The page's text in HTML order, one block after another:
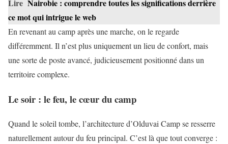
Lire Nairobie : comprendre toutes les significations derrière
ce mot qui intrigue le web
En revenant au camp après une marche, on le regarde
différemment. Il n’est plus uniquement un lieu de confort, mais
une sorte de poste avancé, judicieusement positionné dans un
territoire complexe.
Le soir : le feu, le cœur du camp
Quand le soleil tombe, l’architecture d’Olduvai Camp se resserre
naturellement autour du feu principal. C’est là que tout converge :